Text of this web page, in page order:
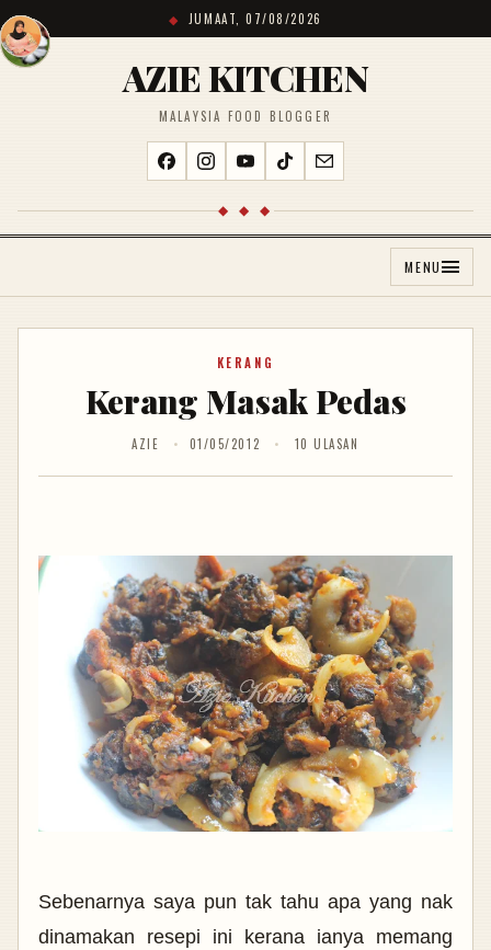
JUMAAT, 07/08/2026
AZIE KITCHEN
MALAYSIA FOOD BLOGGER
◆ ◆ ◆
MENU
KERANG
Kerang Masak Pedas
AZIE 01/05/2012 10 ULASAN
Sebenarnya saya pun tak tahu apa yang nak
dinamakan resepi ini kerana ianya memang